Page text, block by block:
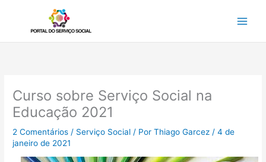
conteúdo
Curso sobre Serviço Social na
Educação 2021
2 Comentários / Serviço Social / PorThiago Garcez /4 de
janeiro de 2021